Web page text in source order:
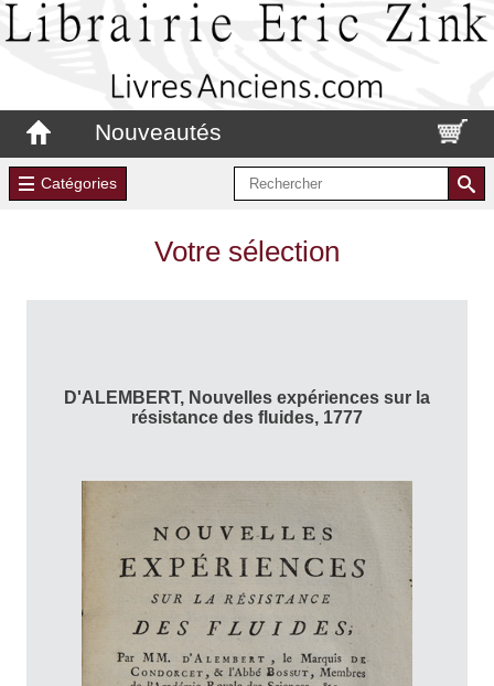
Nouveautés
Catégories
Votre sélection
D'ALEMBERT, Nouvelles expériences sur la
résistance des fluides, 1777